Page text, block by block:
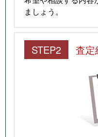
ましょう。
STEP2 査定